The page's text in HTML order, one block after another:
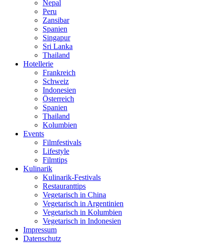
Nepal
Peru
Zansibar
Spanien
Singapur
Sri Lanka
Thailand
Hotellerie
Frankreich
Schweiz
Indonesien
Österreich
Spanien
Thailand
Kolumbien
Events
Filmfestivals
Lifestyle
Filmtips
Kulinarik
Kulinarik-Festivals
Restauranttips
Vegetarisch in China
Vegetarisch in Argentinien
Vegetarisch in Kolumbien
Vegetarisch in Indonesien
Impressum
Datenschutz